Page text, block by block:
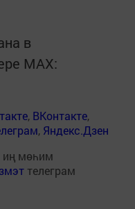
в
MАХ:
, ВКонтакте,
, Яндекс.Дзен
мөһим
телеграм